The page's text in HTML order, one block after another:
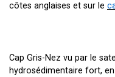
côtes anglaises et sur le
Cap Gris-Nez vu par le
hydrosédimentaire fort,